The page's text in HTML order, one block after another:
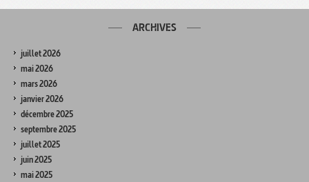
ARCHIVES
juillet 2026
mai 2026
mars 2026
janvier 2026
décembre 2025
septembre 2025
juillet 2025
juin 2025
mai 2025